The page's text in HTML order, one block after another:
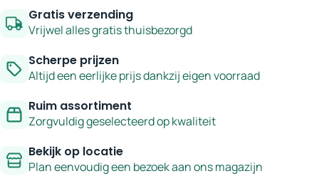
grijs
visgraat
serie
Limited
aantal
Gratis verzending
Vrijwel alles gratis thuisbezorgd
Scherpe prijzen
Altijd een eerlijke prijs dankzij eigen voorraad
Ruim assortiment
Zorgvuldig geselecteerd op kwaliteit
Bekijk op locatie
Plan eenvoudig een bezoek aan ons magazijn